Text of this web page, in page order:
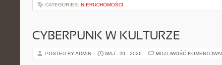
CATEGORIES: NIERUCHOMOŚCI
CYBERPUNK W KULTURZE
POSTED BY ADMIN MAJ - 20 - 2026 MOŻLIWOŚĆ